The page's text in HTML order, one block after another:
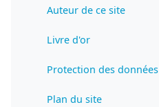
Auteur de ce site
Livre d'or
Protection des données
Plan du site